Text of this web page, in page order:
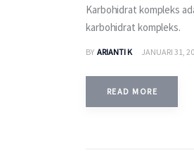
Karbohidrat kompleks
karbohidrat kompleks.
BY ARIANTI K JANUARI 31,
READ MORE